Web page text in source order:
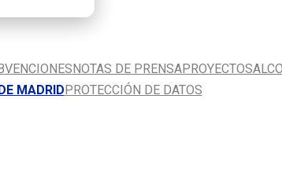
NOTAS DE PRENSAPROYECTOS
MADRIDPROTECCIÓN DE DATOS